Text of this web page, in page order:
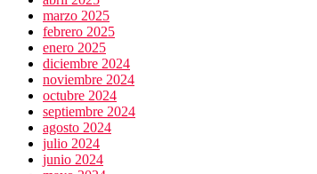
marzo 2025
febrero 2025
enero 2025
diciembre 2024
noviembre 2024
octubre 2024
septiembre 2024
agosto 2024
julio 2024
junio 2024